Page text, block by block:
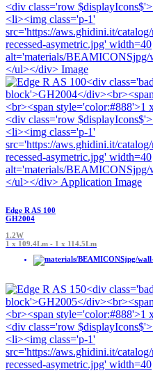
Edge R AS 100
GH2004
1.2W
1 x 109.4Lm - 1 x 114.5Lm